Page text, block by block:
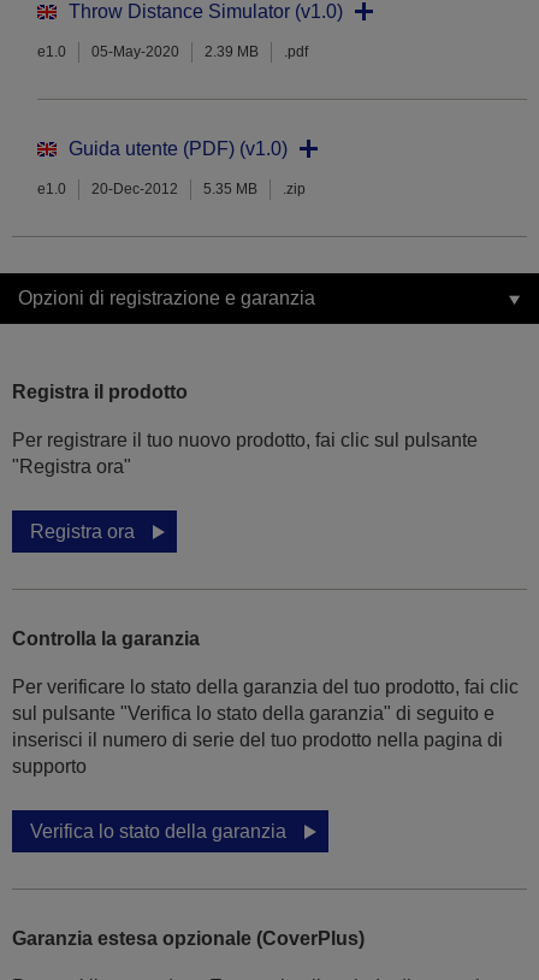
Throw Distance Simulator (v1.0)
e1.0 05-May-2020 2.39 MB .pdf
Guida utente (PDF) (v1.0)
e1.0 20-Dec-2012 5.35 MB .zip
Opzioni di registrazione e garanzia
Registra il prodotto
Per registrare il tuo nuovo prodotto, fai clic sul pulsante
"Registra ora"
Registra ora
Controlla la garanzia
Per verificare lo stato della garanzia del tuo prodotto, fai clic
sul pulsante "Verifica lo stato della garanzia" di seguito e
inserisci il numero di serie del tuo prodotto nella pagina di
supporto
Verifica lo stato della garanzia
Garanzia estesa opzionale (CoverPlus)